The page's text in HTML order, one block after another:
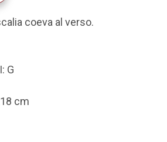
coeva al verso.
G
cm